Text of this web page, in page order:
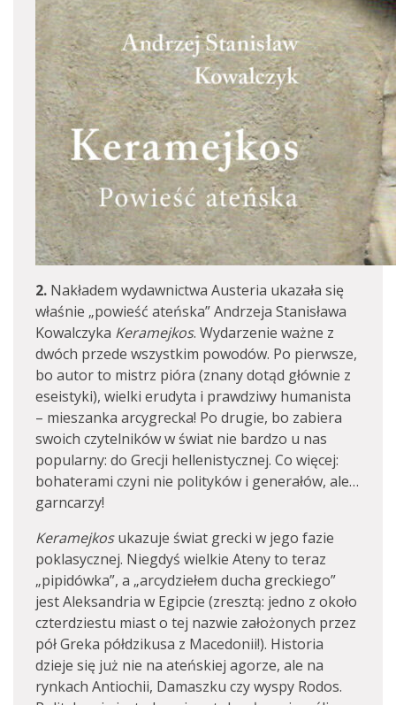
2. Nakładem wydawnictwa Austeria ukazała się
właśnie „powieść ateńska” Andrzeja Stanisława
Kowalczyka Keramejkos. Wydarzenie ważne z
dwóch przede wszystkim powodów. Po pierwsze,
bo autor to mistrz pióra (znany dotąd głównie z
eseistyki), wielki erudyta i prawdziwy humanista
– mieszanka arcygrecka! Po drugie, bo zabiera
swoich czytelników w świat nie bardzo u nas
popularny: do Grecji hellenistycznej. Co więcej:
bohaterami czyni nie polityków i generałów, ale…
garncarzy!
Keramejkosukazuje świat grecki w jego fazie
poklasycznej. Niegdyś wielkie Ateny to teraz
„pipidówka”, a „arcydziełem ducha greckiego”
jest Aleksandria w Egipcie (zresztą: jedno z około
czterdziestu miast o tej nazwie założonych przez
pół Greka półdzikusa z Macedonii!). Historia
dzieje się już nie na ateńskiej agorze, ale na
rynkach Antiochii, Damaszku czy wyspy Rodos.